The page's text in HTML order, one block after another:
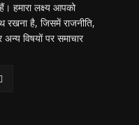
हमारा लक्ष्य आपको
रखना है, जिसमें राजनीति,
अन्य विषयों पर समाचार